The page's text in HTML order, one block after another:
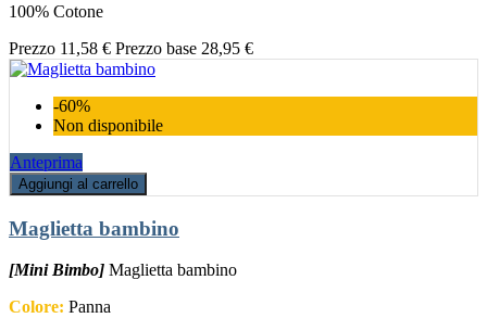
100% Cotone
Prezzo 11,58 € Prezzo base 28,95 €
-60%
Non disponibile
Anteprima
Aggiungi al carrello
Maglietta bambino
[Mini Bimbo] Maglietta bambino
Colore: Panna